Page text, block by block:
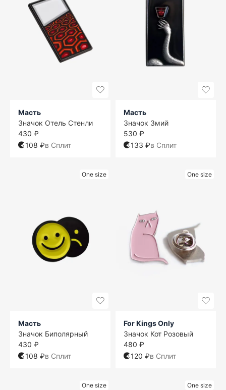
Масть
Значок Отель Стенли
430 ₽
108 ₽в Сплит
Масть
Значок Змий
530 ₽
133 ₽в Сплит
One size
Масть
Значок Биполярный
430 ₽
108 ₽в Сплит
One size
For Kings Only
Значок Кот Розовый
480 ₽
120 ₽в Сплит
One size One size